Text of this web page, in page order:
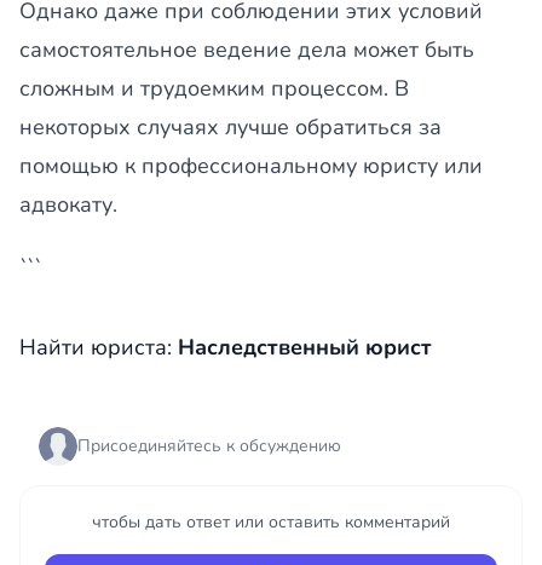
Однако даже при соблюдении этих условий
самостоятельное ведение дела может быть
сложным и трудоемким процессом. В
некоторых случаях лучше обратиться за
помощью к профессиональному юристу или
адвокату.
```
Найти юриста: Наследственный юрист
Присоединяйтесь к обсуждению
чтобы дать ответ или оставить комментарий